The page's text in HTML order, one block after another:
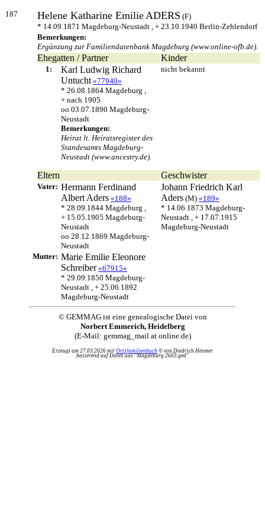
187 Helene Katharine EmilieADERS (F)
* 14.09.1871 Magdeburg-Neustadt , + 23.10.1940 Berlin-Zehlendorf
Bemerkungen:
Ergänzung zur Familiendatenbank Magdeburg (www.online-ofb.de).
Ehegatten / Partner Kinder
1:
Karl Ludwig Richard
Untucht «77940»
* 26.08.1864 Magdeburg ,
+ nach 1905
oo 03.07.1890 Magdeburg-
Neustadt
Bemerkungen:
Heirat lt. Heiratsregister des
Standesamts Magdeburg-
Neustadt (www.ancestry.de).
nicht bekannt
Eltern Geschwister
Vater: Hermann Ferdinand
Albert Aders «188»
* 28.09.1844 Magdeburg ,
+ 15.05.1905 Magdeburg-
Neustadt
oo 28.12.1869 Magdeburg-
Neustadt
Johann Friedrich Karl
Aders (M) «189»
* 14.06.1873 Magdeburg-
Neustadt , + 17.07.1915
Magdeburg-Neustadt
Mutter: Marie Emilie Eleonore
Schreiber «67915»
* 29.09.1850 Magdeburg-
Neustadt , + 25.06.1892
Magdeburg-Neustadt
© GEMMAG ist eine genealogische Datei von
Norbert Emmerich, Heidelberg
(E-Mail: gemmag_mail at online.de)
Erzeugt am 27.03.2026 mit Ortsfamilienbuch © von Diedrich Hesmer
basierend auf Daten aus "Magdeburg 2603.ged"